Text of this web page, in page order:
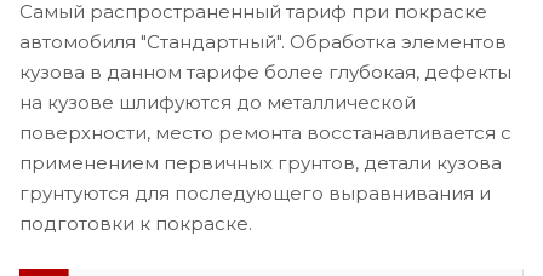
Самый распространенный тариф при покраске
автомобиля "Стандартный". Обработка элементов
кузова в данном тарифе более глубокая, дефекты
на кузове шлифуются до металлической
поверхности, место ремонта восстанавливается с
применением первичных грунтов, детали кузова
грунтуются для последующего выравнивания и
подготовки к покраске.